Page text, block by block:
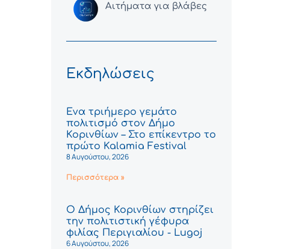
Αιτήματα για βλάβες
Εκδηλώσεις
Ένα τριήμερο γεμάτο
πολιτισμό στον Δήμο
Κορινθίων – Στο επίκεντρο το
πρώτο Kalamia Festival
8 Αυγούστου, 2026
Περισσότερα »
Ο Δήμος Κορινθίων στηρίζει
την πολιτιστική γέφυρα
φιλίας Περιγιαλίου - Lugoj
6 Αυγούστου, 2026